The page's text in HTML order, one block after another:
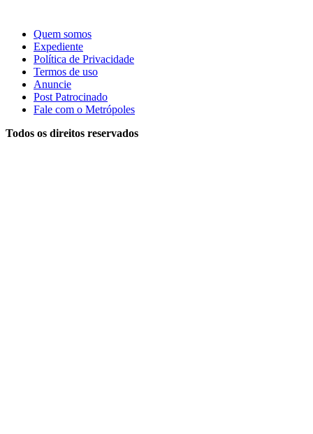
Quem somos
Expediente
Política de Privacidade
Termos de uso
Anuncie
Post Patrocinado
Fale com o Metrópoles
Todos os direitos reservados